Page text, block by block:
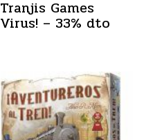
Tranjis Games
Virus! – 33% dto